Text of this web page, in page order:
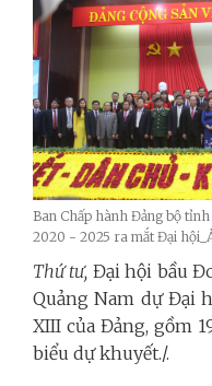
Ban Chấp hành Đảng bộ
2020 - 2025 ra mắt Đại
Thứ tư, Đại hội bầu
Quảng Nam dự Đại
XIII của Đảng, gồm
biểu dự khuyết./.